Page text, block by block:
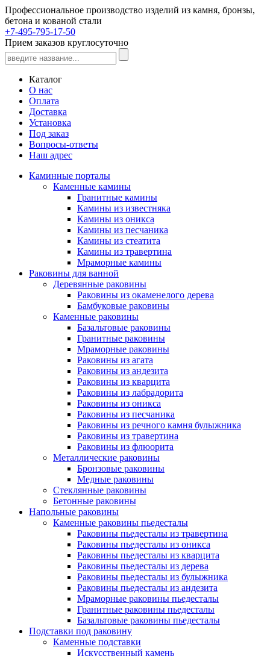
Профессиональное производство изделий из камня, бронзы,
бетона и кованой стали
+7-495-795-17-50
Прием заказов круглосуточно
Каталог
О нас
Оплата
Доставка
Установка
Под заказ
Вопросы-ответы
Наш адрес
Каминные порталы
Каменные камины
Гранитные камины
Камины из известняка
Камины из оникса
Камины из песчаника
Камины из стеатита
Камины из травертина
Мраморные камины
Раковины для ванной
Деревянные раковины
Раковины из окаменелого дерева
Бамбуковые раковины
Каменные раковины
Базальтовые раковины
Гранитные раковины
Мраморные раковины
Раковины из агата
Раковины из андезита
Раковины из кварцита
Раковины из лабрадорита
Раковины из оникса
Раковины из песчаника
Раковины из речного камня булыжника
Раковины из травертина
Раковины из флюорита
Металлические раковины
Бронзовые раковины
Медные раковины
Стеклянные раковины
Бетонные раковины
Напольные раковины
Каменные раковины пьедесталы
Раковины пьедесталы из травертина
Раковины пьедесталы из оникса
Раковины пьедесталы из кварцита
Раковины пьедесталы из дерева
Раковины пьедесталы из булыжника
Раковины пьедесталы из андезита
Мраморные раковины пьедесталы
Гранитные раковины пьедесталы
Базальтовые раковины пьедесталы
Подставки под раковину
Каменные подставки
Искусственный камень